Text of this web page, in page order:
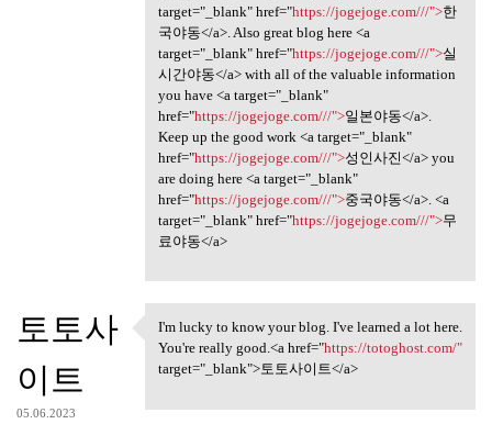
target="_blank" href="https://jogejoge.com///">한
국야동</a>. Also great blog here <a
target="_blank" href="https://jogejoge.com///">실
시간야동</a> with all of the valuable information
you have <a target="_blank"
href="https://jogejoge.com///">일본야동</a>.
Keep up the good work <a target="_blank"
href="https://jogejoge.com///">성인사진</a> you
are doing here <a target="_blank"
href="https://jogejoge.com///">중국야동</a>. <a
target="_blank" href="https://jogejoge.com///">무
료야동</a>
토토사
이트
05.06.2023
I'm lucky to know your blog.
I'm lucky to know your blog. I've learned a lot here.
You're really good.<a href="https://totoghost.com/"
target="_blank">토토사이트</a>